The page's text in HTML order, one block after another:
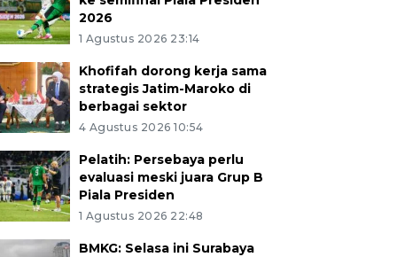
2026
1 Agustus 2026 23:14
Khofifah dorong kerja sama
strategis Jatim-Maroko di
berbagai sektor
4 Agustus 2026 10:54
Pelatih: Persebaya perlu
evaluasi meski juara Grup B
Piala Presiden
1 Agustus 2026 22:48
BMKG: Selasa ini Surabaya